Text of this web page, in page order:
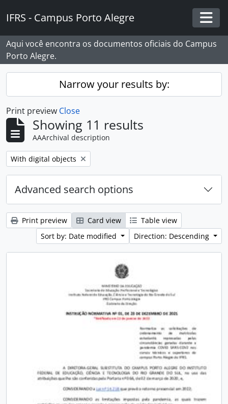
IFRS - Campus Porto Alegre
Aqui você encontra os documentos oficiais do Campus
Porto Alegre.
Narrow your results by:
Print preview Close
Showing 11 results
AAArchival description
Remove filter:
With digital objects
Advanced search options
Print preview Card view
Table view
Sort by: Date modified
Direction: Descending